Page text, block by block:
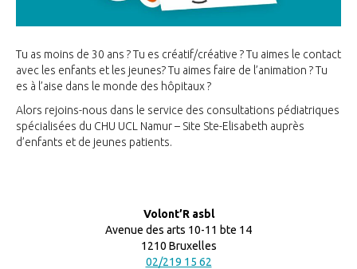
Tu as moins de 30 ans ? Tu es créatif/créative ? Tu aimes le contact
avec les enfants et les jeunes? Tu aimes faire de l’animation ? Tu
es à l’aise dans le monde des hôpitaux ?
Alors rejoins-nous dans le service des consultations pédiatriques
spécialisées du CHU UCL Namur – Site Ste-Elisabeth auprès
d’enfants et de jeunes patients.
Volont’R asbl
Avenue des arts 10-11 bte 14
1210 Bruxelles
02/219 15 62